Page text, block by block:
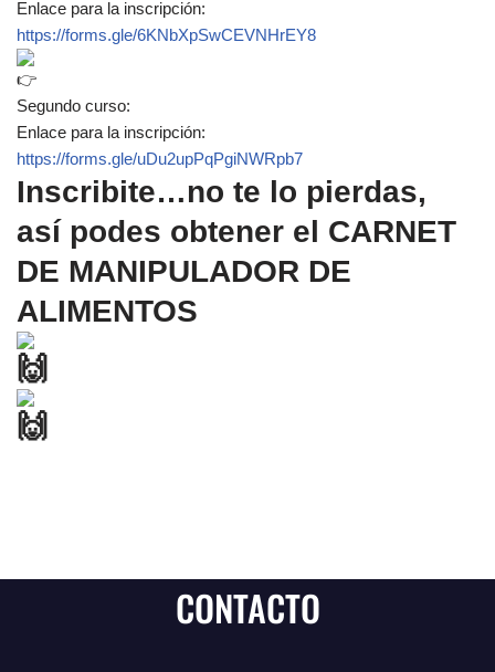
Enlace para la inscripción:
https://forms.gle/6KNbXpSwCEVNHrEY8
Segundo curso:
Enlace para la inscripción:
https://forms.gle/uDu2upPqPgiNWRpb7
Inscribite…no te lo pierdas,
así podes obtener el CARNET
DE MANIPULADOR DE
ALIMENTOS
CONTACTO